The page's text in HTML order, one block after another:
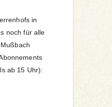
in
noch für alle
ab 15 Uhr):